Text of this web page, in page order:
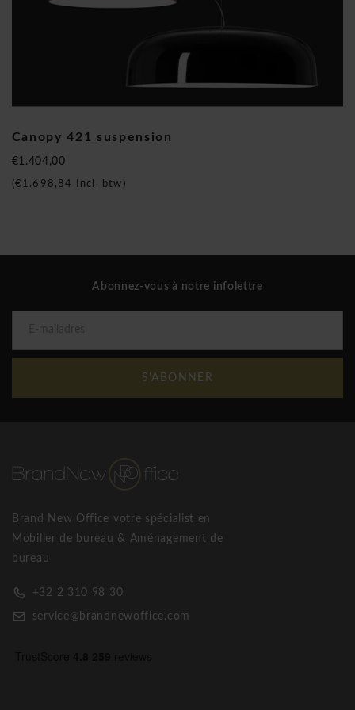
Canopy 421 suspension
€1.404,00
(€1.698,84 Incl. btw)
Abonnez-vous à notre infolettre
S'ABONNER
Brand New Office votre spécialist en
Mobilier de bureau & Aménagement de
bureau
+32 2 310 98 30
service@brandnewoffice.com